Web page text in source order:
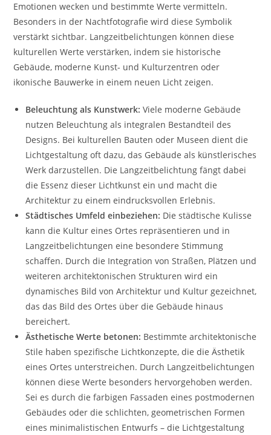
Emotionen wecken und bestimmte Werte vermitteln.
Besonders in der Nachtfotografie wird diese Symbolik
verstärkt sichtbar. Langzeitbelichtungen können diese
kulturellen Werte verstärken, indem sie historische
Gebäude, moderne Kunst- und Kulturzentren oder
ikonische Bauwerke in einem neuen Licht zeigen.
Beleuchtung als Kunstwerk: Viele moderne Gebäude
nutzen Beleuchtung als integralen Bestandteil des
Designs. Bei kulturellen Bauten oder Museen dient die
Lichtgestaltung oft dazu, das Gebäude als künstlerisches
Werk darzustellen. Die Langzeitbelichtung fängt dabei
die Essenz dieser Lichtkunst ein und macht die
Architektur zu einem eindrucksvollen Erlebnis.
Städtisches Umfeld einbeziehen: Die städtische Kulisse
kann die Kultur eines Ortes repräsentieren und in
Langzeitbelichtungen eine besondere Stimmung
schaffen. Durch die Integration von Straßen, Plätzen und
weiteren architektonischen Strukturen wird ein
dynamisches Bild von Architektur und Kultur gezeichnet,
das das Bild des Ortes über die Gebäude hinaus
bereichert.
Ästhetische Werte betonen: Bestimmte architektonische
Stile haben spezifische Lichtkonzepte, die die Ästhetik
eines Ortes unterstreichen. Durch Langzeitbelichtungen
können diese Werte besonders hervorgehoben werden.
Sei es durch die farbigen Fassaden eines postmodernen
Gebäudes oder die schlichten, geometrischen Formen
eines minimalistischen Entwurfs – die Lichtgestaltung